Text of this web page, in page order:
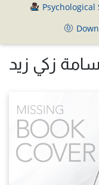
Psychological
زكي زيد